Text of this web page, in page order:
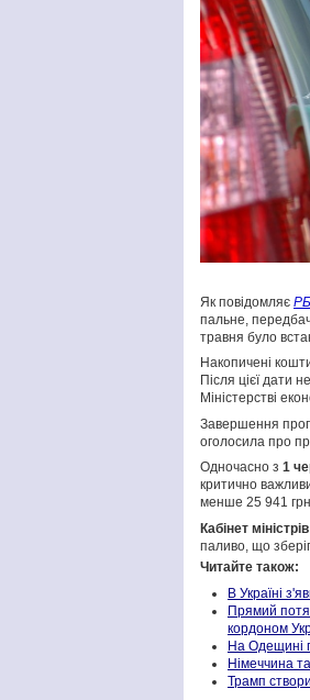
Як повідомляє
пальне,
травня було
Накопичені
Після цієї дати
Міністерстві
Завершення
оголосила про
Одночасно з 1
критично
менше 25 941 грн
Кабінет
паливо, що
Читайте також:
В Україні
Прямий
кордоном
На Одещині
Німеччина
Трамп